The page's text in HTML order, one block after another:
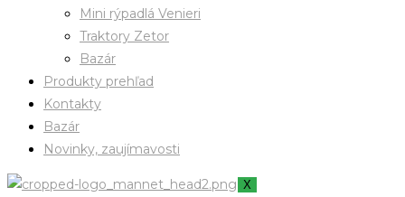
Mini rýpadlá Venieri
Traktory Zetor
Bazár
Produkty prehľad
Kontakty
Bazár
Novinky, zaujímavosti
X